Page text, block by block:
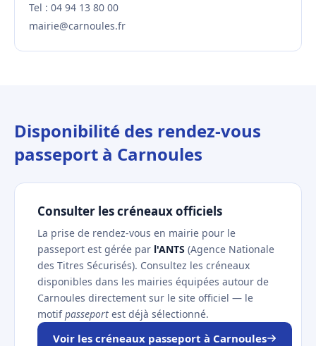
Tel : 04 94 13 80 00
mairie@carnoules.fr
Disponibilité des rendez-vous
passeport à Carnoules
Consulter les créneaux officiels
La prise de rendez-vous en mairie pour le
passeport est gérée par l'ANTS (Agence Nationale
des Titres Sécurisés). Consultez les créneaux
disponibles dans les mairies équipées autour de
Carnoules directement sur le site officiel — le
motifpasseport est déjà sélectionné.
Voir les créneaux passeport à Carnoules